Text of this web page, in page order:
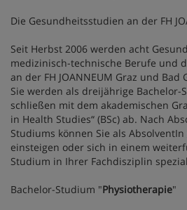
Die Gesundheitsstudien an der FH
Seit Herbst 2006 werden acht
medizinisch-technische Berufe und
an der FH JOANNEUM Graz und
Sie werden als dreijährige
schließen mit dem akademischen
in Health Studies“ (BSc) ab. Nach
Studiums können Sie als
einsteigen oder sich in einem
Studium in Ihrer Fachdisziplin
Bachelor-Studium "Physiotherapie"